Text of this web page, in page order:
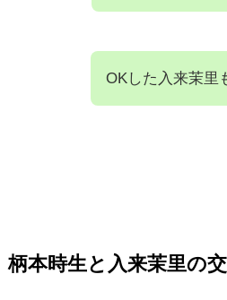
OKした入来茉里
柄本時生と入来茉里の